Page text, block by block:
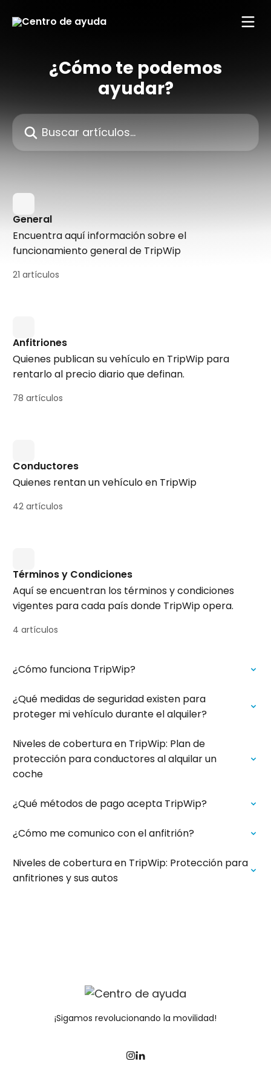
¿Cómo te podemos
ayudar?
Buscar artículos...
General
Encuentra aquí información sobre el
funcionamiento general de TripWip
21 artículos
Anfitriones
Quienes publican su vehículo en TripWip para
rentarlo al precio diario que definan.
78 artículos
Conductores
Quienes rentan un vehículo en TripWip
42 artículos
Términos y Condiciones
Aquí se encuentran los términos y condiciones
vigentes para cada país donde TripWip opera.
4 artículos
¿Cómo funciona TripWip?
¿Qué medidas de seguridad existen para
proteger mi vehículo durante el alquiler?
Niveles de cobertura en TripWip: Plan de
protección para conductores al alquilar un
coche
¿Qué métodos de pago acepta TripWip?
¿Cómo me comunico con el anfitrión?
Niveles de cobertura en TripWip: Protección para
anfitriones y sus autos
¡Sigamos revolucionando la movilidad!